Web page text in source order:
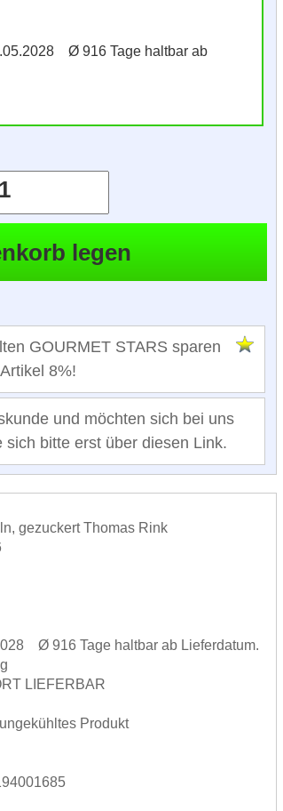
Ø 916 Tage haltbar ab
GOURMET STARS sparen
8%!
und möchten sich bei uns
bitte erst über diesen Link.
gezuckert Thomas Rink
Ø 916 Tage haltbar ab Lieferdatum.
LIEFERBAR
Produkt